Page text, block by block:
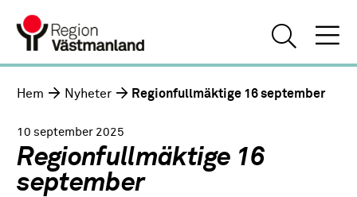
Hem Nyheter Regionfullmäktige 16 september
10 september 2025
Regionfullmäktige 16
september